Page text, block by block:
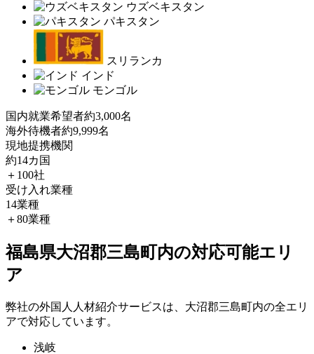
ウズベキスタン
パキスタン
スリランカ
インド
モンゴル
国内就業希望者約3,000名
海外待機者約9,999名
現地提携機関
約14カ国
＋100社
受け入れ業種
14業種
＋80業種
福島県大沼郡三島町内の対応可能エリ
ア
弊社の外国人人材紹介サービスは、大沼郡三島町内の全エリ
アで対応しています。
浅岐